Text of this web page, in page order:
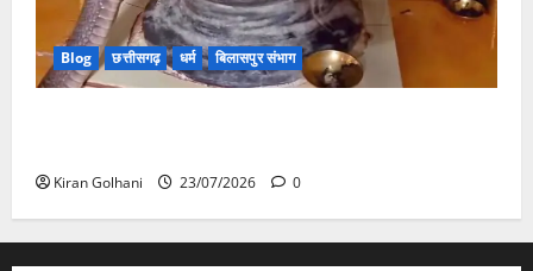
Blog छत्तीसगढ़ धर्म बिलासपुर संभाग
Kiran Golhani 23/07/2026 0